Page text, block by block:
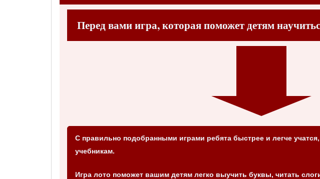
Перед вами игра, которая поможет детям
С правильно подобранными играми ребята быстрее и легче
учебникам.
Игра лото поможет вашим детям легко выучить буквы, читать